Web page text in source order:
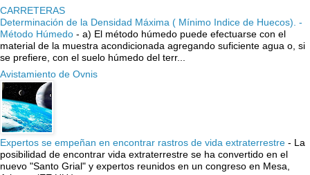
CARRETERAS
Determinación de la Densidad Máxima ( Mínimo Indice de Huecos). -
Método Húmedo - a) El método húmedo puede efectuarse con el
material de la muestra acondicionada agregando suficiente agua o, si
se prefiere, con el suelo húmedo del terr...
Avistamiento de Ovnis
Expertos se empeñan en encontrar rastros de vida extraterrestre - La
posibilidad de encontrar vida extraterrestre se ha convertido en el
nuevo "Santo Grial" y expertos reunidos en un congreso en Mesa,